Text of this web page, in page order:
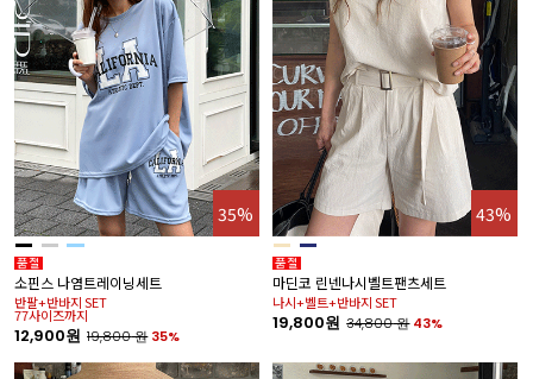
35%
소핀스 나염트레이닝세트
반팔+반바지 SET
77사이즈까지
12,900원 19,800원 35%
43%
마딘코 린넨나시벨트팬츠세트
나시+벨트+반바지 SET
19,800원 34,800원 43%